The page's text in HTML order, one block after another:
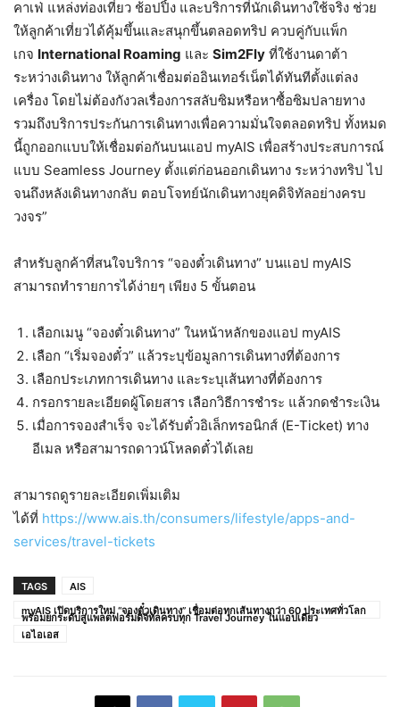
คาเฟ่ แหล่งท่องเที่ยว ช้อปปิ้ง และบริการที่นักเดินทางใช้จริง ช่วย
ให้ลูกค้าเที่ยวได้คุ้มขึ้นและสนุกขึ้นตลอดทริป ควบคู่กับแพ็ก
เกจ International Roaming และ Sim2Fly ที่ใช้งานดาต้า
ระหว่างเดินทาง ให้ลูกค้าเชื่อมต่ออินเทอร์เน็ตได้ทันทีตั้งแต่ลง
เครื่อง โดยไม่ต้องกังวลเรื่องการสลับซิมหรือหาซื้อซิมปลายทาง
รวมถึงบริการประกันการเดินทางเพื่อความมั่นใจตลอดทริป ทั้งหมด
นี้ถูกออกแบบให้เชื่อมต่อกันบนแอป myAIS เพื่อสร้างประสบการณ์
แบบ Seamless Journey ตั้งแต่ก่อนออกเดินทาง ระหว่างทริป ไป
จนถึงหลังเดินทางกลับ ตอบโจทย์นักเดินทางยุคดิจิทัลอย่างครบ
วงจร”
สำหรับลูกค้าที่สนใจบริการ “จองตั๋วเดินทาง” บนแอป myAIS
สามารถทำรายการได้ง่ายๆ เพียง 5 ขั้นตอน
เลือกเมนู “จองตั๋วเดินทาง” ในหน้าหลักของแอป myAIS
เลือก “เริ่มจองตั๋ว” แล้วระบุข้อมูลการเดินทางที่ต้องการ
เลือกประเภทการเดินทาง และระบุเส้นทางที่ต้องการ
กรอกรายละเอียดผู้โดยสาร เลือกวิธีการชำระ แล้วกดชำระเงิน
เมื่อการจองสำเร็จ จะได้รับตั๋วอิเล็กทรอนิกส์ (E-Ticket) ทาง
อีเมล หรือสามารถดาวน์โหลดตั๋วได้เลย
สามารถดูรายละเอียดเพิ่มเติม
ได้ที่ https://www.ais.th/consumers/lifestyle/apps-and-
services/travel-tickets
TAGS
AIS
myAIS เปิดบริการใหม่ “จองตั๋วเดินทาง” เชื่อมต่อทุกเส้นทางกว่า 60 ประเทศทั่วโลก
พร้อมยกระดับสู่แพลตฟอร์มดิจิทัลครบทุก Travel Journey ในแอปเดียว
เอไอเอส